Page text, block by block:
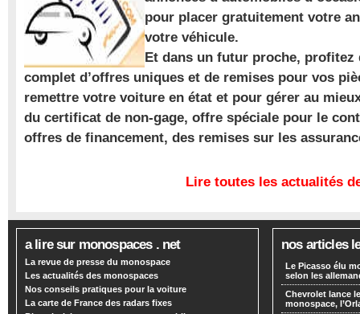
pour placer gratuitement votre
votre véhicule.
Et dans un futur proche, profitez
complet d’offres uniques et de remises pour vos
remettre votre voiture en état et pour gérer au
du certificat de non-gage, offre spéciale pour le
offres de financement, des remises sur les
Lire toutes les actualités
a lire sur monospaces . net
La revue de presse du monospace
Les actualités des monospaces
Nos conseils pratiques pour la voiture
La carte de France des radars fixes
nos articles
Le Picasso élu
selon les
Chevrolet lance
monospace,